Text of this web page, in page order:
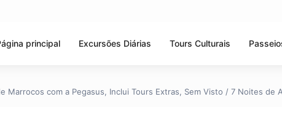
principal Excursões Diárias Tours Culturais
Marrocos com a Pegasus, Inclui Tours Extras, Sem Visto / 7 Noites de